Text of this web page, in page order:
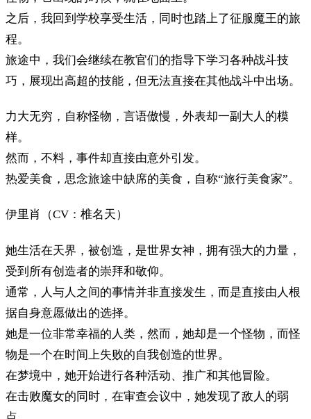
之后，我回到学校享受生活，同时也踏上了征服魔王的旅
程。
旅途中，我们会继续在教官们的指导下学习各种战斗技
巧，展现出高超的技能，但无法直接在其他战斗中出场。
力大无穷，自称怪物，言语傲慢，外表却一副大人的模
样。
然而，不料，事件却直接由意外引发。
热爱美食，思念旅途中缺席的美食，自称“旅行美食家”。
伊里肖（CV：椎名天）
她生活在天界，被创造，是世界女神，拥有强大的力量，
受到所有创造者的崇拜和敬仰。
通常，人与人之间的事情并非直接发生，而是直接由人根
据自身意愿做出的选择。
她是一位非常幸福的人类，然而，她却是一个怪物，而怪
物是一个在时间上失败的自我创造的世界。
在梦境中，她开始进行各种活动、推广和其他冒险。
在击败魔女的同时，在审查会议中，她发现了敌人的弱